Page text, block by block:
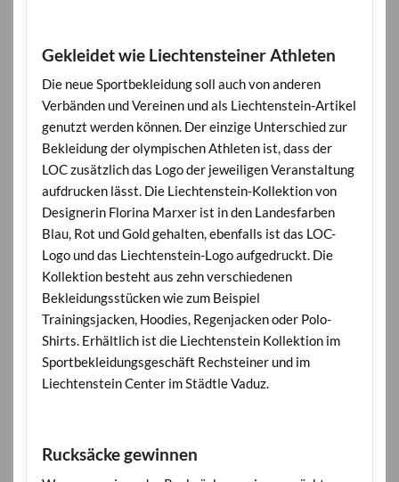
Gekleidet wie Liechtensteiner Athleten
Die neue Sportbekleidung soll auch von anderen
Verbänden und Vereinen und als Liechtenstein-Artikel
genutzt werden können. Der einzige Unterschied zur
Bekleidung der olympischen Athleten ist, dass der
LOC zusätzlich das Logo der jeweiligen Veranstaltung
aufdrucken lässt. Die Liechtenstein-Kollektion von
Designerin Florina Marxer ist in den Landesfarben
Blau, Rot und Gold gehalten, ebenfalls ist das LOC-
Logo und das Liechtenstein-Logo aufgedruckt. Die
Kollektion besteht aus zehn verschiedenen
Bekleidungsstücken wie zum Beispiel
Trainingsjacken, Hoodies, Regenjacken oder Polo-
Shirts. Erhältlich ist die Liechtenstein Kollektion im
Sportbekleidungsgeschäft Rechsteiner und im
Liechtenstein Center im Städtle Vaduz.
Rucksäcke gewinnen